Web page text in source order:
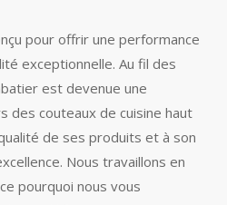
pour offrir une performance
exceptionnelle. Au fil des
est devenue une
des couteaux de cuisine haut
de ses produits et à son
Nous travaillons en
pourquoi nous vous